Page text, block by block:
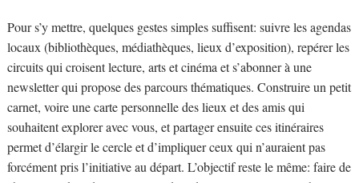
Pour s’y mettre, quelques gestes simples suffisent: suivre les agendas
locaux (bibliothèques, médiathèques, lieux d’exposition), repérer les
circuits qui croisent lecture, arts et cinéma et s’abonner à une
newsletter qui propose des parcours thématiques. Construire un petit
carnet, voire une carte personnelle des lieux et des amis qui
souhaitent explorer avec vous, et partager ensuite ces itinéraires
permet d’élargir le cercle et d’impliquer ceux qui n’auraient pas
forcément pris l’initiative au départ. L’objectif reste le même: faire de